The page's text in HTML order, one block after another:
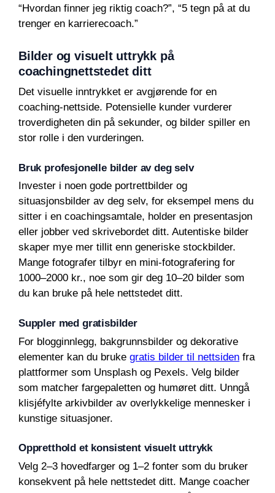
“Hvordan finner jeg riktig coach?”, “5 tegn på at du
trenger en karrierecoach.”
Bilder og visuelt uttrykk på
coachingnettstedet ditt
Det visuelle inntrykket er avgjørende for en
coaching-nettside. Potensielle kunder vurderer
troverdigheten din på sekunder, og bilder spiller en
stor rolle i den vurderingen.
Bruk profesjonelle bilder av deg selv
Invester i noen gode portrettbilder og
situasjonsbilder av deg selv, for eksempel mens du
sitter i en coachingsamtale, holder en presentasjon
eller jobber ved skrivebordet ditt. Autentiske bilder
skaper mye mer tillit enn generiske stockbilder.
Mange fotografer tilbyr en mini-fotografering for
1000–2000 kr., noe som gir deg 10–20 bilder som
du kan bruke på hele nettstedet ditt.
Suppler med gratisbilder
For blogginnlegg, bakgrunnsbilder og dekorative
elementer kan du bruke gratis bilder til nettsiden fra
plattformer som Unsplash og Pexels. Velg bilder
som matcher fargepaletten og humøret ditt. Unngå
klisjéfylte arkivbilder av overlykkelige mennesker i
kunstige situasjoner.
Oppretthold et konsistent visuelt uttrykk
Velg 2–3 hovedfarger og 1–2 fonter som du bruker
konsekvent på hele nettstedet ditt. Mange coacher